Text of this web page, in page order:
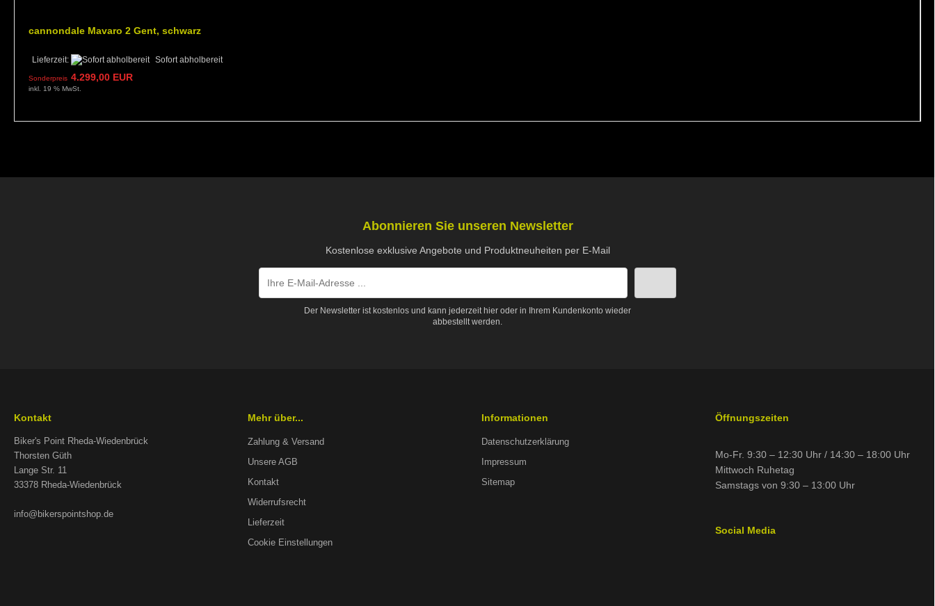
cannondale Mavaro 2 Gent, schwarz
Lieferzeit: Sofort abholbereit
Sonderpreis 4.299,00 EUR
inkl. 19 % MwSt.
Abonnieren Sie unseren Newsletter
Kostenlose exklusive Angebote und Produktneuheiten per E-Mail
Der Newsletter ist kostenlos und kann jederzeit hier oder in Ihrem Kundenkonto wieder
abbestellt werden.
Kontakt
Biker's Point Rheda-Wiedenbrück
Thorsten Güth
Lange Str. 11
33378 Rheda-Wiedenbrück
info@bikerspointshop.de
Mehr über...
Zahlung & Versand
Unsere AGB
Kontakt
Widerrufsrecht
Lieferzeit
Cookie Einstellungen
Informationen
Datenschutzerklärung
Impressum
Sitemap
Öffnungszeiten
Mo-Fr. 9:30 – 12:30 Uhr / 14:30 – 18:00 Uhr
Mittwoch Ruhetag
Samstags von 9:30 – 13:00 Uhr
Social Media